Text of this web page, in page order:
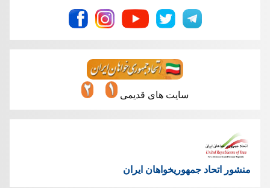
سایت های قدیمی
منشور اتحاد جمهوریخواهان ایران